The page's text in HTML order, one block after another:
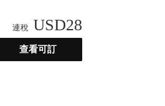
連稅 USD28
查看可訂